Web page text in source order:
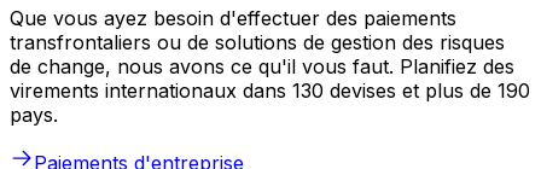
Que vous ayez besoin d'effectuer des paiements
transfrontaliers ou de solutions de gestion des risques
de change, nous avons ce qu'il vous faut. Planifiez des
virements internationaux dans 130 devises et plus de 190
pays.
Paiements d'entreprise